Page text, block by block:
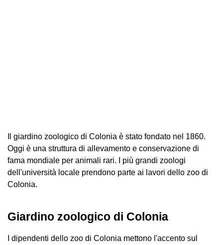
Il giardino zoologico di Colonia è stato fondato nel 1860.
Oggi è una struttura di allevamento e conservazione di
fama mondiale per animali rari. I più grandi zoologi
dell'università locale prendono parte ai lavori dello zoo di
Colonia.
Giardino zoologico di Colonia
I dipendenti dello zoo di Colonia mettono l'accento sul